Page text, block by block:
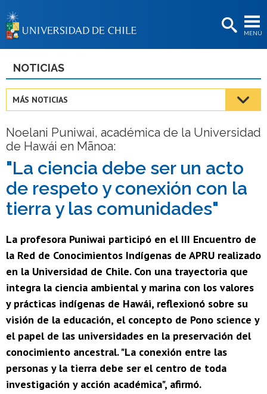
MENÚ
BIBLIOTECAS
Estudiantes
Académicas/os
Funcionarias/os
Egresadas/os
NOTICIAS
MÁS NOTICIAS
Noelani Puniwai, académica de la Universidad
de Hawái en Mānoa:
"La ciencia debe ser un acto
de respeto y conexión con la
tierra y las comunidades"
La profesora Puniwai participó en el III Encuentro de
la Red de Conocimientos Indígenas de APRU realizado
en la Universidad de Chile. Con una trayectoria que
integra la ciencia ambiental y marina con los valores
y prácticas indígenas de Hawái, reflexionó sobre su
visión de la educación, el concepto de Pono science y
el papel de las universidades en la preservación del
conocimiento ancestral. "La conexión entre las
personas y la tierra debe ser el centro de toda
investigación y acción académica", afirmó.